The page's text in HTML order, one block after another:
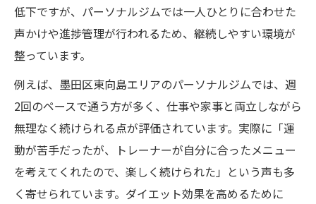
キックボクシングで脂肪燃焼を高めるポイ
ント解説
パーソナルジムとキックボクシングの違い
と選び方
女性向けキックボクシングで楽しく続くダ
イエット習慣
初心者が安心して始められるキックボクシ
ングの特徴
無理なく続くジム選びと通いやすさのポイント
低下ですが、パーソナルジムでは一人ひとりに合わせた
声かけや進捗管理が行われるため、継続しやすい環境が
整っています。
例えば、墨田区東向島エリアのパーソナルジムでは、週
2回のペースで通う方が多く、仕事や家事と両立しながら
無理なく続けられる点が評価されています。実際に「運
動が苦手だったが、トレーナーが自分に合ったメニュー
を考えてくれたので、楽しく続けられた」という声も多
く寄せられています。ダイエット効果を高めるために